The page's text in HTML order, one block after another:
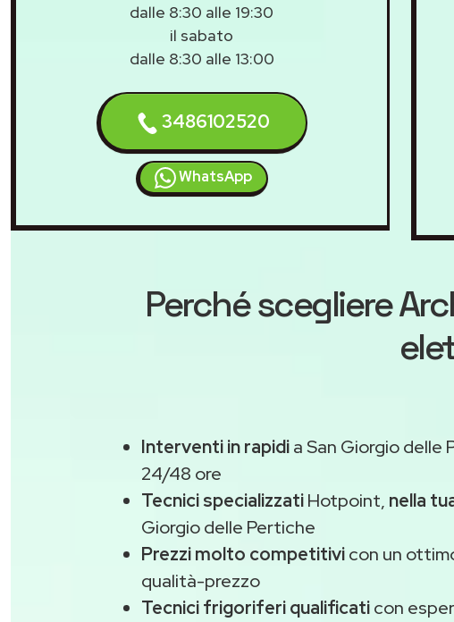
dalle 8:30 alle 19:30
il sabato
dalle 8:30 alle 13:00
3486102520
WhatsApp
Perché scegliere
Interventi in rapidia San Giorgio delle
24/48 ore
Tecnici specializzatiHotpoint, nella
Giorgio delle Pertiche
Prezzi molto competitivicon un
qualità-prezzo
Tecnici frigoriferi qualificaticon